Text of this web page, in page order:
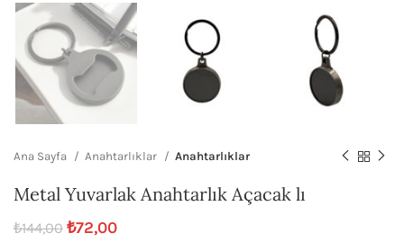
Ana Sayfa Anahtarlıklar Anahtarlıklar
Metal Yuvarlak Anahtarlık Açacak lı
₺144,00 ₺72,00